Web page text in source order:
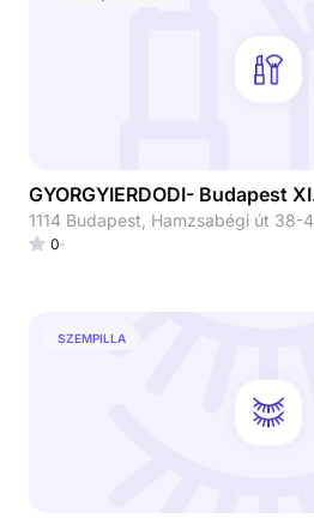
GYORGYIERDODI- Budapest
1114 Budapest, Hamzsabégi út 38-
0
SZEMPILLA